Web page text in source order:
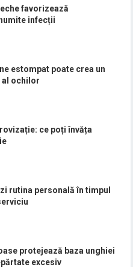
favorizează
infecții
estompat poate crea un
al ochilor
ce poți învăța
rutina personală în timpul
protejează baza unghiei
excesiv